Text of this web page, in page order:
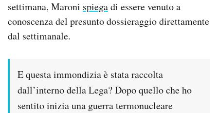
settimana, Maroni spiegadi essere venuto a
conoscenza del presunto dossieraggio direttamente
dal settimanale.
E questa immondizia è stata raccolta
dall’interno della Lega? Dopo quello che ho
sentito inizia una guerra termonucleare